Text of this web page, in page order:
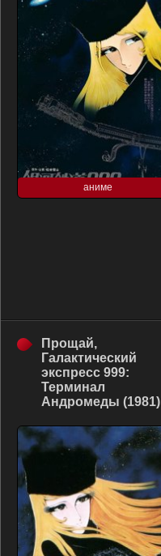
аниме
Прощай,
Галактический
экспресс 999:
Терминал
Андромеды (1981)